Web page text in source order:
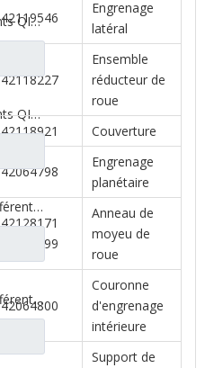
Ensemble différentiel interponts QINGTE pour Prats de rechange de camion Faw Jiefang A0E QT435SH0-2510050
Ensemble différentiel interponts QINGTE pour Prats de rechange de camion Faw Jiefang A0E QT435SH0-2510050
Ensemble d'arbre d'entrée différentiel pour pièces de rechange automatiques de camion Shacman Delong Shacman Delong HD469-2510011
Ensemble d'arbre d'entrée différentiel pour pièces de rechange automatiques de camion Shacman Delong Shacman Delong HD469-2510011
42119546
Engrenage
latéral
42118227
Ensemble
réducteur de
roue
42118921 Couverture
42064798
Engrenage
planétaire
42128171
42037399
Anneau de
moyeu de
roue
42064800
Couronne
d'engrenage
intérieure
Support de